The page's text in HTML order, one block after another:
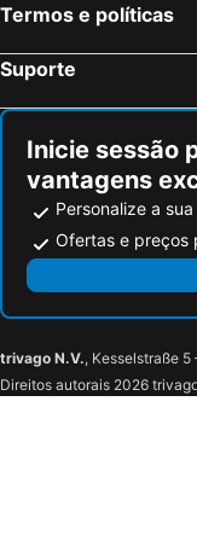
Anglars-Nozac, bed and
Cuzance, bed and
Lanzac, bed and
Termos e políticas
Suporte
Inicie sessão
vantagens
Personalize a
Ofertas e preços
trivago N.V., Kesselstraße 5
Direitos autorais 2026